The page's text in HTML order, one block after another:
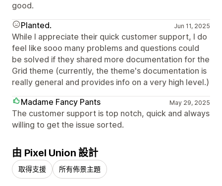
good.
Planted.
Jun 11, 2025
While I appreciate their quick customer support, I do
feel like sooo many problems and questions could
be solved if they shared more documentation for the
Grid theme (currently, the theme's documentation is
really general and provides info on a very high level.)
Madame Fancy Pants
May 29, 2025
The customer support is top notch, quick and always
willing to get the issue sorted.
由 Pixel Union 設計
取得支援 所有佈景主題